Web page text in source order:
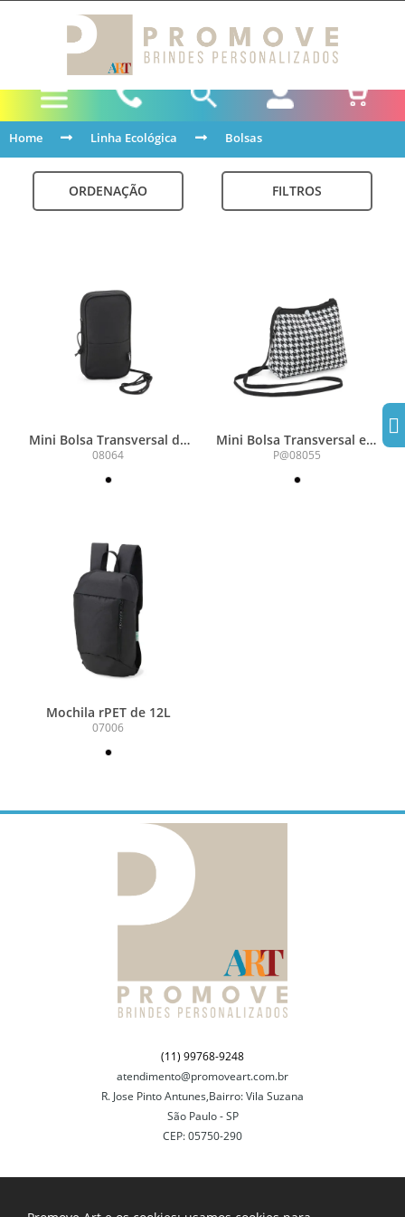
Home Linha Ecológica Bolsas
ORDENAÇÃO FILTROS
Mini Bolsa Transversal de
rPET 1L
08064
Mini Bolsa Transversal em
Algodão 2L
P@08055
Mochila rPET de 12L
07006
(11) 99768-9248
atendimento@promoveart.com.br
R. Jose Pinto Antunes,Bairro: Vila Suzana
São Paulo - SP
CEP: 05750-290